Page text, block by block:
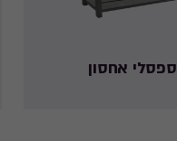
ספסלי אחסון